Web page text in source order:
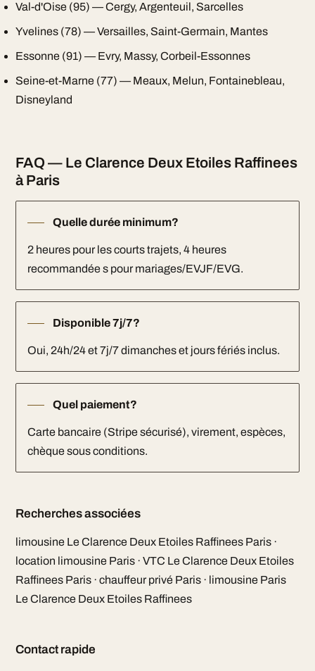
Val-d'Oise (95) — Cergy, Argenteuil, Sarcelles
Yvelines (78) — Versailles, Saint-Germain, Mantes
Essonne (91) — Evry, Massy, Corbeil-Essonnes
Seine-et-Marne (77) — Meaux, Melun, Fontainebleau,
Disneyland
FAQ — Le Clarence Deux Etoiles Raffinees
à Paris
Quelle durée minimum?
2 heures pour les courts trajets, 4 heures
recommandée s pour mariages/EVJF/EVG.
Disponible 7j/7?
Oui, 24h/24 et 7j/7 dimanches et jours fériés inclus.
Quel paiement?
Carte bancaire (Stripe sécurisé), virement, espèces,
chèque sous conditions.
Recherches associées
limousine Le Clarence Deux Etoiles Raffinees Paris ·
location limousine Paris · VTC Le Clarence Deux Etoiles
Raffinees Paris · chauffeur privé Paris · limousine Paris
Le Clarence Deux Etoiles Raffinees
Contact rapide